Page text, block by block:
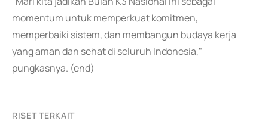
momentum untuk memperkuat komitmen,
memperbaiki sistem, dan membangun budaya kerja
yang aman dan sehat di seluruh Indonesia,"
pungkasnya. (end)
RISET TERKAIT